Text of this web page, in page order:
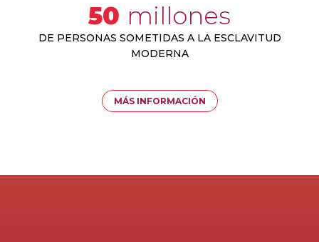
50 millones
DE PERSONAS SOMETIDAS A LA ESCLAVITUD
MODERNA
MÁS INFORMACIÓN